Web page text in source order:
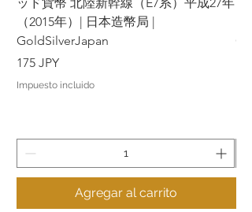
（2015年）| 日本造幣局 |
GoldSilverJapan
Precio
175 JPY
Impuesto incluido
Agregar al carrito